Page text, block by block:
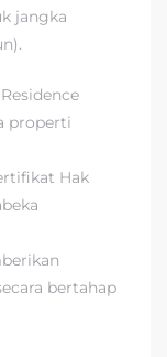
jangka
properti
Hak
bertahap